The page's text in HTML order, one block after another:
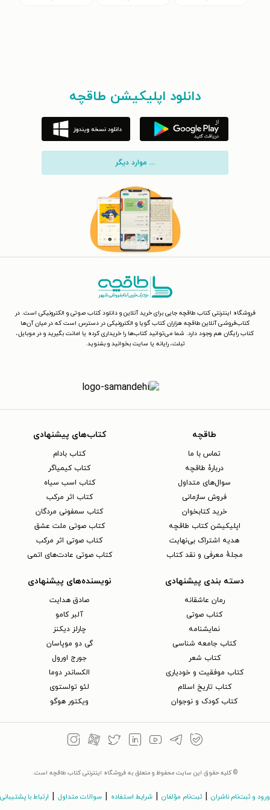
دانلود اپلیکیشن طاقچه
... موارد دیگر
فروشگاه اینترنتی کتاب طاقچه جایی برای خرید آنلاین و دانلود کتاب صوتی و الکترونیکی است. در
کتاب‌فروشی آنلاین طاقچه هزاران کتاب گویا و الکترونیکی در دسترس است که در میان آن‌ها
کتاب رایگان هم وجود دارد. شما می‌توانید کتاب‌ها را خریداری کرده یا امانت بگیرید و در موبایل،
تبلت، رایانه یا سایت بخوانید و بشنوید.
طاقچه
تماس با ما
دربارهٔ طاقچه
سوال‌های متداول
فروش سازمانی
خرید کتابخوان
اپلیکیشن کتاب طاقچه
هدیه اشتراک بی‌نهایت
مجلهٔ معرفی و نقد کتاب
کتاب‌های پیشنهادی
کتاب بادام
کتاب کیمیاگر
کتاب اسب سیاه
کتاب اثر مرکب
کتاب سمفونی مردگان
کتاب صوتی ملت عشق
کتاب صوتی اثر مرکب
کتاب صوتی عادت‌های اتمی
دسته بندی پیشنهادی
رمان عاشقانه
کتاب‌ صوتی
نمایشنامه
کتاب جامعه شناسی
کتاب شعر
کتاب موفقیت و خودیاری
کتاب تاریخ اسلام
کتاب کودک و نوجوان
نویسنده‌های پیشنهادی
صادق هدایت
آلبر کامو
چارلز دیکنز
گی دو موپاسان
جورج اورول
الکساندر دوما
لئو تولستوی
ویکتور هوگو
© کلیه حقوق این سایت محفوظ و متعلق به فروشگاه اینترنتی کتاب طاقچه است.
ورود و ثبت‌نام ناشران | ثبت‌نام مؤلفان | شرایط استفاده | سوالات متداول | ارتباط با پشتیبانی